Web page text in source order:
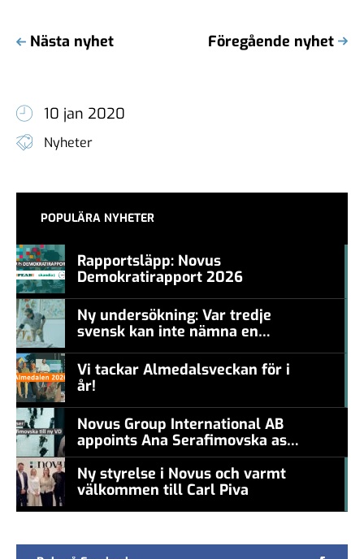
Nästa nyhet Föregående nyhet
10 jan 2020
Nyheter
POPULÄRA NYHETER
Rapportsläpp: Novus
Demokratirapport 2026
Ny undersökning: Var tredje
svensk kan inte nämna en
levande konstnär
Vi tackar Almedalsveckan för i
år!
Novus Group International AB
appoints Ana Serafimovska as
new CEO
Ny styrelse i Novus och varmt
välkommen till Carl Piva